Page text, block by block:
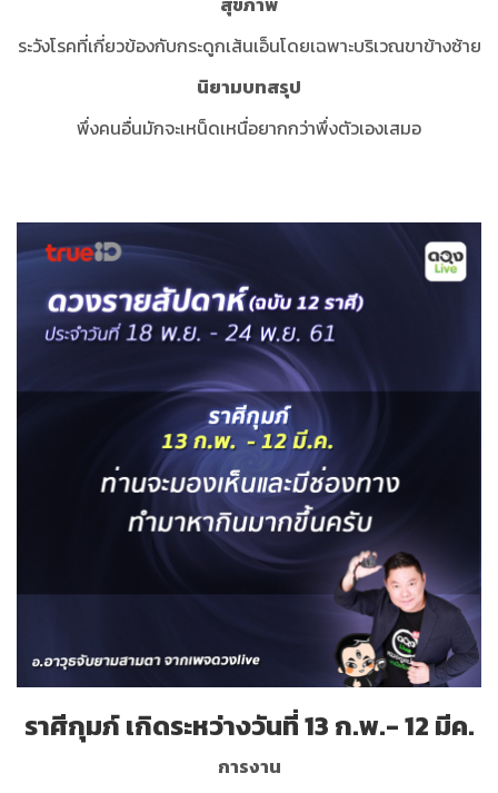
ระวังโรคที่เกี่ยวข้องกับกระดูกเส้นเอ็นโดยเฉพาะบริเวณขาข้างซ้าย
นิยามบทสรุป
พึ่งคนอื่นมักจะเหน็ดเหนื่อยากกว่าพึ่งตัวเองเสมอ
ราศีกุมภ์ เกิดระหว่างวันที่ 13 ก.พ.- 12 มีค.
การงาน